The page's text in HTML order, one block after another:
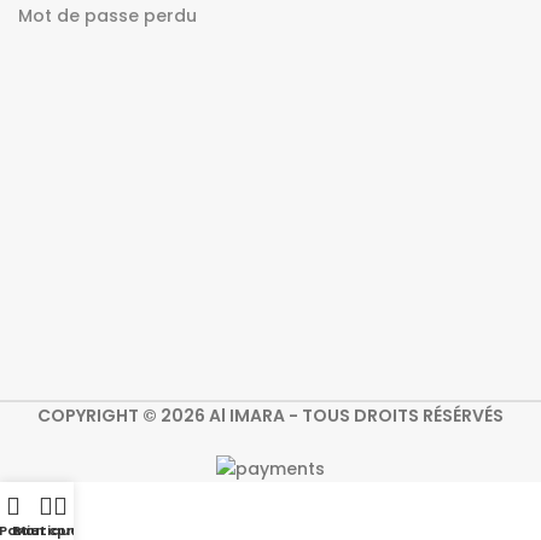
Mot de passe perdu
COPYRIGHT © 2026 Al IMARA - TOUS DROITS RÉSÉRVÉS
Panier
Boutique
Mon compte